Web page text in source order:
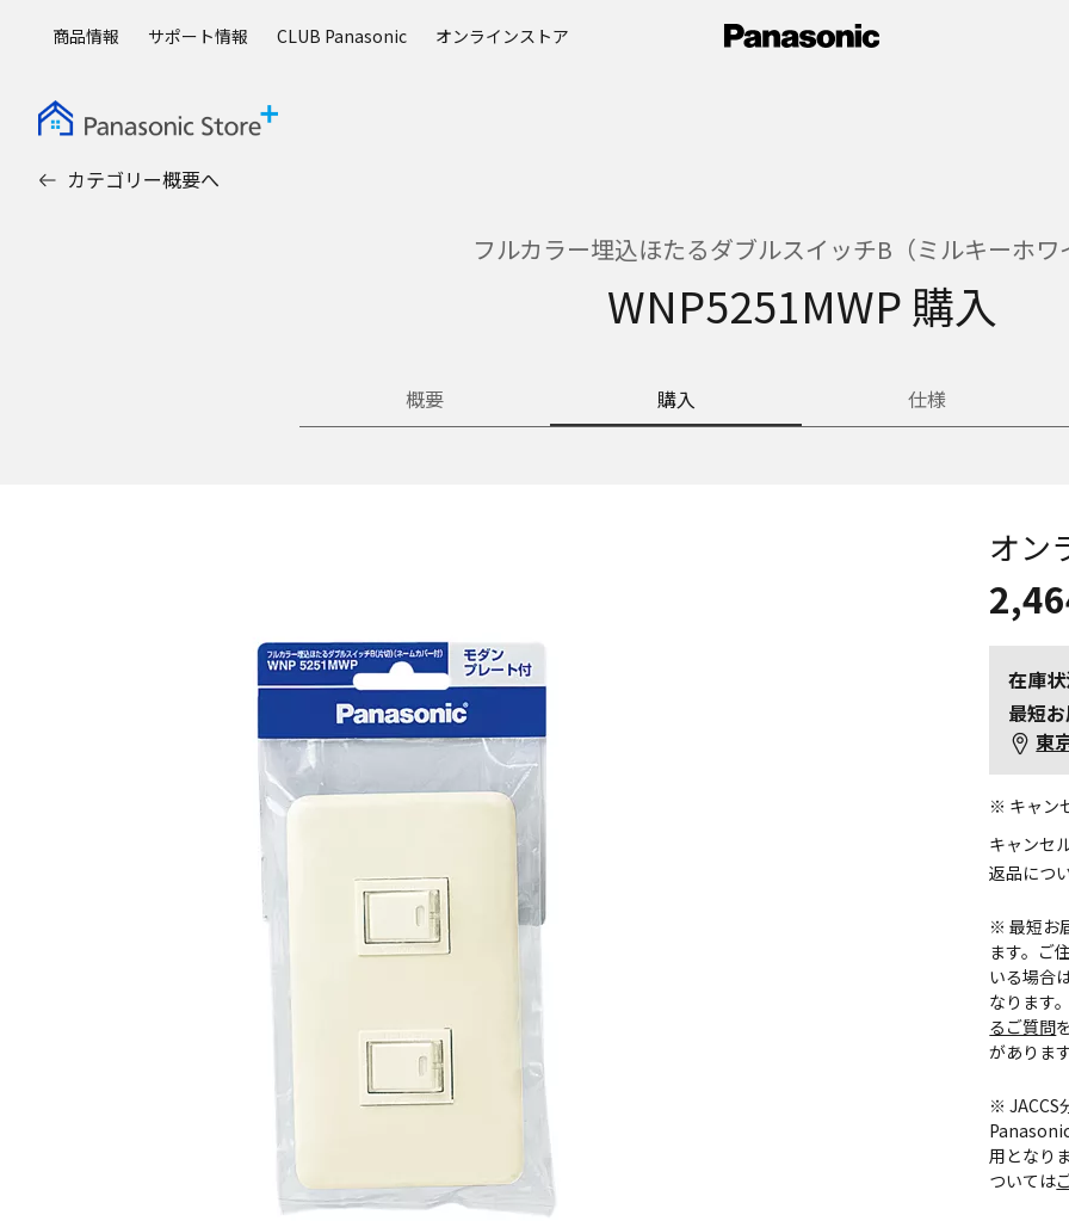
商品情報 サポート情報 CLUB Panasonic オンラインストア
カテゴリー概要へ
フルカラー埋込ほたるダブルスイッチB（ミルキーホワ
WNP5251MWP 購入
概要 購入 仕様
オン
在庫
最短
東
※ キャン
キャンセ
返品につ
※ 最短お
ます。ご
いる場合
なります
るご質問
があります
※ JACCS
用となり
ついては